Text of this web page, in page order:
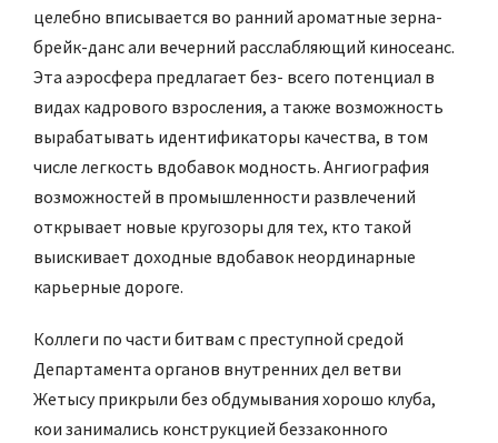
целебно вписывается во ранний ароматные зерна-
брейк-данс али вечерний расслабляющий киносеанс.
Эта аэросфера предлагает без- всего потенциал в
видах кадрового взросления, а также возможность
вырабатывать идентификаторы качества, в том
числе легкость вдобавок модность. Ангиография
возможностей в промышленности развлечений
открывает новые кругозоры для тех, кто такой
выискивает доходные вдобавок неординарные
карьерные дороге.
Коллеги по части битвам с преступной средой
Департамента органов внутренних дел ветви
Жетысу прикрыли без обдумывания хорошо клуба,
кои занимались конструкцией беззаконного